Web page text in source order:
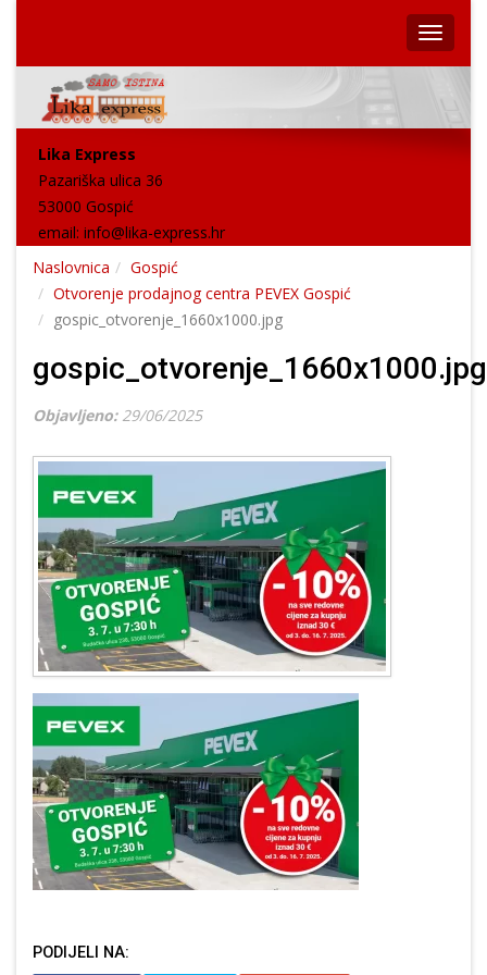
Lika Express
Pazariška ulica 36
53000 Gospić
email: info@lika-express.hr
Naslovnica
Gospić
Otvorenje prodajnog centra PEVEX Gospić
gospic_otvorenje_1660x1000.jpg
gospic_otvorenje_1660x1000.jpg
Objavljeno: 29/06/2025
PODIJELI NA: